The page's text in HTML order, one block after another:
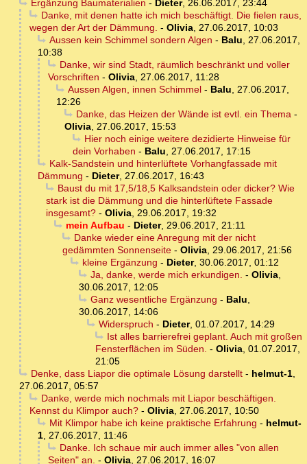
Ergänzung Baumaterialien - Dieter, 26.06.2017, 23:44
Danke, mit denen hatte ich mich beschäftigt. Die fielen raus,
wegen der Art der Dämmung. - Olivia, 27.06.2017, 10:03
Aussen kein Schimmel sondern Algen - Balu, 27.06.2017,
10:38
Danke, wir sind Stadt, räumlich beschränkt und voller
Vorschriften - Olivia, 27.06.2017, 11:28
Aussen Algen, innen Schimmel- Balu, 27.06.2017,
12:26
Danke, das Heizen der Wände ist evtl. ein Thema-
Olivia, 27.06.2017, 15:53
Hier noch einige weitere dezidierte Hinweise für
dein Vorhaben - Balu, 27.06.2017, 17:15
Kalk-Sandstein und hinterlüftete Vorhangfassade mit
Dämmung - Dieter, 27.06.2017, 16:43
Baust du mit 17,5/18,5 Kalksandstein oder dicker? Wie
stark ist die Dämmung und die hinterlüftete Fassade
insgesamt? - Olivia, 29.06.2017, 19:32
mein Aufbau - Dieter, 29.06.2017, 21:11
Danke wieder eine Anregung mit der nicht
gedämmten Sonnenseite - Olivia, 29.06.2017, 21:56
kleine Ergänzung - Dieter, 30.06.2017, 01:12
Ja, danke, werde mich erkundigen. - Olivia,
30.06.2017, 12:05
Ganz wesentliche Ergänzung - Balu,
30.06.2017, 14:06
Widerspruch - Dieter, 01.07.2017, 14:29
Ist alles barrierefrei geplant. Auch mit großen
Fensterflächen im Süden. - Olivia, 01.07.2017,
21:05
Denke, dass Liapor die optimale Lösung darstellt- helmut-1,
27.06.2017, 05:57
Danke, werde mich nochmals mit Liapor beschäftigen.
Kennst du Klimpor auch? - Olivia, 27.06.2017, 10:50
Mit Klimpor habe ich keine praktische Erfahrung - helmut-
1, 27.06.2017, 11:46
Danke. Ich schaue mir auch immer alles "von allen
Seiten" an. - Olivia, 27.06.2017, 16:07